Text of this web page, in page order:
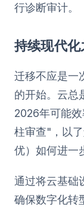
行诊断审计。
持续现代化
迁移不应是一
的开始。云总
2026年可能
柱审查"，以
优）如何进一
通过将云基础
确保数字化转